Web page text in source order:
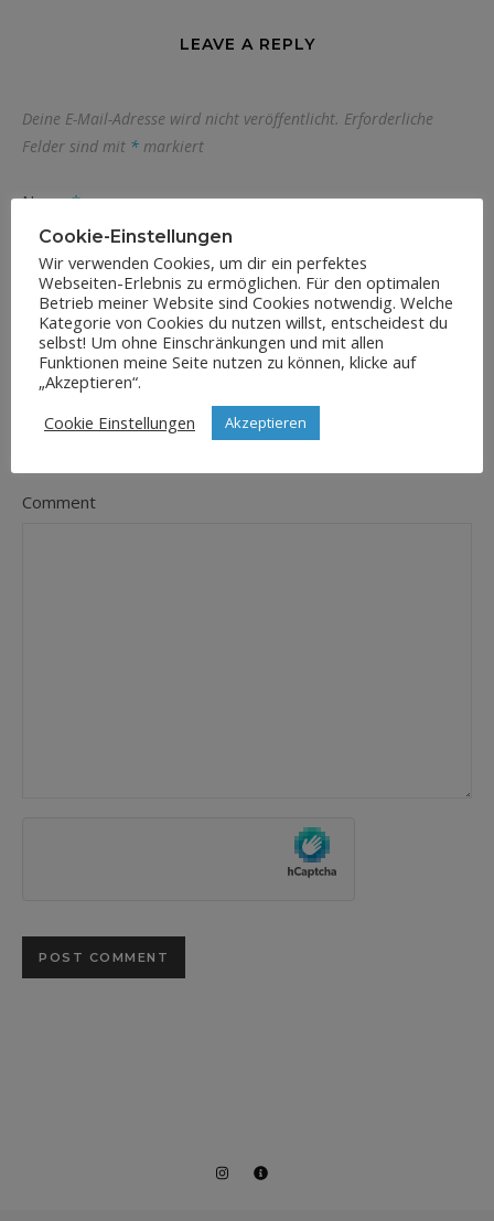
LEAVE A REPLY
Deine E-Mail-Adresse wird nicht veröffentlicht. Erforderliche
Felder sind mit * markiert
Name*
E-Mail-Adresse*
Comment
Cookie-Einstellungen
Wir verwenden Cookies, um dir ein perfektes
Webseiten-Erlebnis zu ermöglichen. Für den optimalen
Betrieb meiner Website sind Cookies notwendig. Welche
Kategorie von Cookies du nutzen willst, entscheidest du
selbst! Um ohne Einschränkungen und mit allen
Funktionen meine Seite nutzen zu können, klicke auf
„Akzeptieren“.
Cookie Einstellungen
Akzeptieren